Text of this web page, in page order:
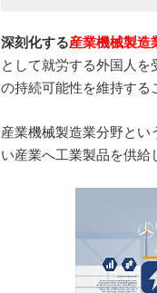
深刻化する産業機械製造
として就労する外国人
の持続可能性を維持する
産業機械製造業分野とい
い産業へ工業製品を供給